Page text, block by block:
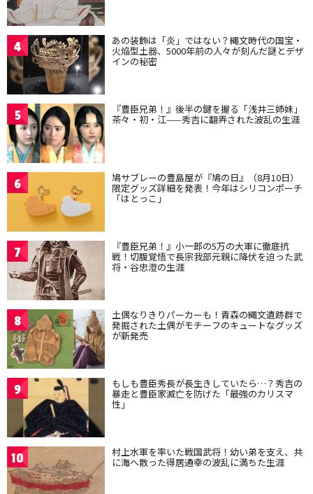
4 あの装飾は「炎」ではない？縄文時代の国宝・
火焔型土器、5000年前の人々が刻んだ謎とデザ
インの秘密
5 『豊臣兄弟！』後半の鍵を握る「浅井三姉妹」
茶々・初・江——秀吉に翻弄された波乱の生涯
6 鳩サブレーの豊島屋が『鳩の日』（8月10日）
限定グッズ詳細を発表！今年はシリコンポーチ
「はとっこ」
7 『豊臣兄弟！』小一郎の5万の大軍に徹底抗
戦！切腹覚悟で長宗我部元親に降伏を迫った武
将・谷忠澄の生涯
8 土偶なりきりパーカーも！青森の縄文遺跡群で
発掘された土偶がモチーフのキュートなグッズ
が新発売
9 もしも豊臣秀長が長生きしていたら…？秀吉の
暴走と豊臣家滅亡を防げた「最強のカリスマ
性」
10 村上水軍を率いた戦国武将！幼い弟を支え、共
に海へ散った得居通幸の波乱に満ちた生涯